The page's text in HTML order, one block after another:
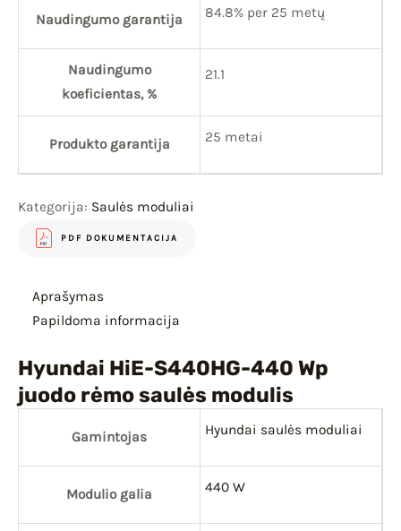
Naudingumo garantija 84.8% per 25 metų
Naudingumo
koeficientas, %
21.1
Produkto garantija 25 metai
Kategorija: Saulės moduliai
PDF DOKUMENTACIJA
Aprašymas
Papildoma informacija
Hyundai HiE-S440HG-440 Wp
juodo rėmo saulės modulis
Gamintojas Hyundai saulės moduliai
Modulio galia 440 W